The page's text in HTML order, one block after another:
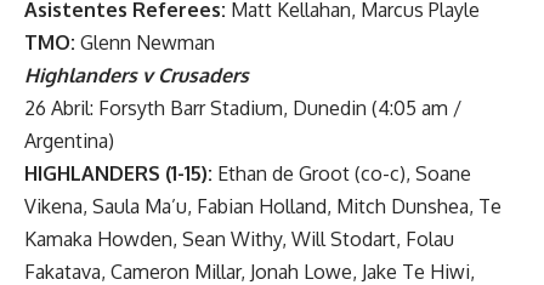
Asistentes Referees: Matt Kellahan, Marcus Playle
TMO: Glenn Newman
Highlanders v Crusaders
26 Abril: Forsyth Barr Stadium, Dunedin (4:05 am /
Argentina)
HIGHLANDERS (1-15): Ethan de Groot (co-c), Soane
Vikena, Saula Ma’u, Fabian Holland, Mitch Dunshea, Te
Kamaka Howden, Sean Withy, Will Stodart, Folau
Fakatava, Cameron Millar, Jonah Lowe, Jake Te Hiwi,